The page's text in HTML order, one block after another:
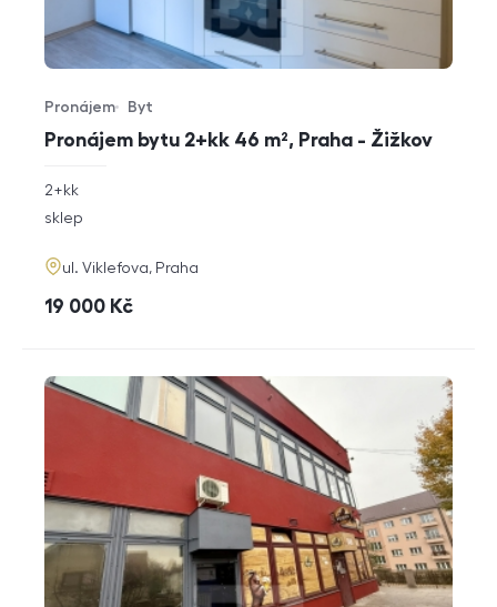
Pronájem bytu 2+kk 46 m², Praha - Žižkov
Typ nabídky
Pronájem
Typ nemovitosti
Byt
rozměry
2+kk
funkce
sklep
adresa
ul. Viklefova, Praha
cena
19 000 Kč